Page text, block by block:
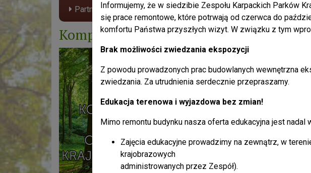
Partnerzy
Kompendium wiedzy
Informujemy, że w siedzibie Zespołu Karpackich Parków
się prace remontowe, które potrwają od czerwca do
komfortu Państwa przyszłych wizyt. W związku z tym
Brak możliwości zwiedzania ekspozycji
Z powodu prowadzonych prac budowlanych wewnętrzna
zwiedzania. Za utrudnienia serdecznie przepraszamy.
Edukacja terenowa i wyjazdowa bez zmian!
Mimo remontu budynku nasza oferta edukacyjna jest
Zajęcia edukacyjne prowadzimy na zewnątrz, w
krajobrazowych
administrowanych przez Zespół).